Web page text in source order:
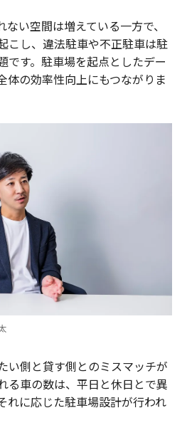
い空間は増えている一方で、
こし、違法駐車や不正駐車は駐
です。駐車場を起点としたデー
体の効率性向上にもつながりま
い側と貸す側とのミスマッチが
る車の数は、平日と休日とで異
れに応じた駐車場設計が行われ